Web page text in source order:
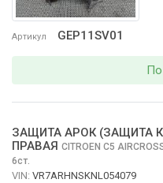
Артикул GEP11SV01
ЗАЩИТА АРОК (ЗАЩИТА
ПРАВАЯ CITROEN C5
6ст.
VIN: VR7ARHNSKNL054079